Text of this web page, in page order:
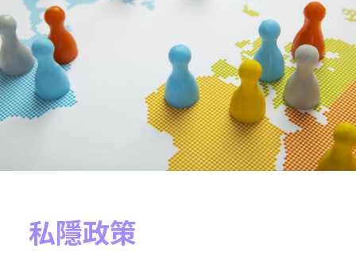
私隱政策